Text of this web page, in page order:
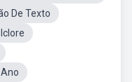
De Texto